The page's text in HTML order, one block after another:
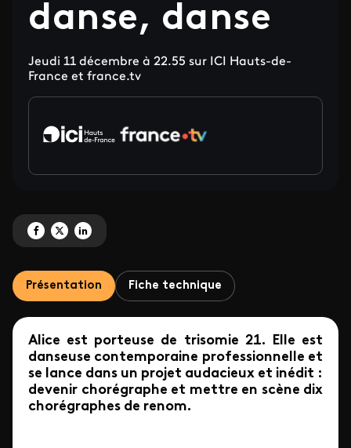
danse, danse
Jeudi 11 décembre à 22.55 sur ICI Hauts-de-
France et france.tv
Partagez 'Alice danse, danse, danse' sur Facebook
Partagez 'Alice danse, danse, danse' sur X
Partagez 'Alice danse, danse, danse' sur LinkedIn
Présentation Fiche technique
Alice est porteuse de trisomie 21. Elle est
danseuse contemporaine professionnelle et
se lance dans un projet audacieux et inédit :
devenir chorégraphe et mettre en scène dix
chorégraphes de renom.